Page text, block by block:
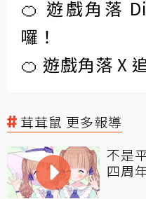
🍊 遊戲角落
囉！
🍊 遊戲角落 X
茸茸鼠 更多報導
不是
四周